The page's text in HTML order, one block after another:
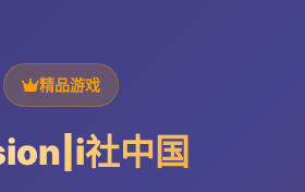
精品游戏
社中国